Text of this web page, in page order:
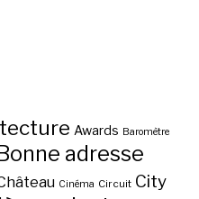
Awards Baromètre
Bonne adresse
Cinéma Circuit City